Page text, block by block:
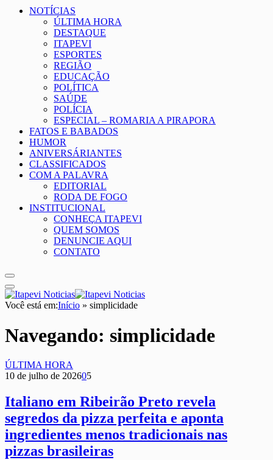
NOTÍCIAS
ÚLTIMA HORA
DESTAQUE
ITAPEVI
ESPORTES
REGIÃO
EDUCAÇÃO
POLÍTICA
SAÚDE
POLÍCIA
ESPECIAL – ROMARIA A PIRAPORA
FATOS E BABADOS
HUMOR
ANIVERSÁRIANTES
CLASSIFICADOS
COM A PALAVRA
EDITORIAL
RODA DE FOGO
INSTITUCIONAL
CONHEÇA ITAPEVI
QUEM SOMOS
DENUNCIE AQUI
CONTATO
Você está em:Início » simplicidade
Navegando: simplicidade
ÚLTIMA HORA
10 de julho de 202605
Italiano em Ribeirão Preto revela
segredos da pizza perfeita e aponta
ingredientes menos tradicionais nas
pizzas brasileiras